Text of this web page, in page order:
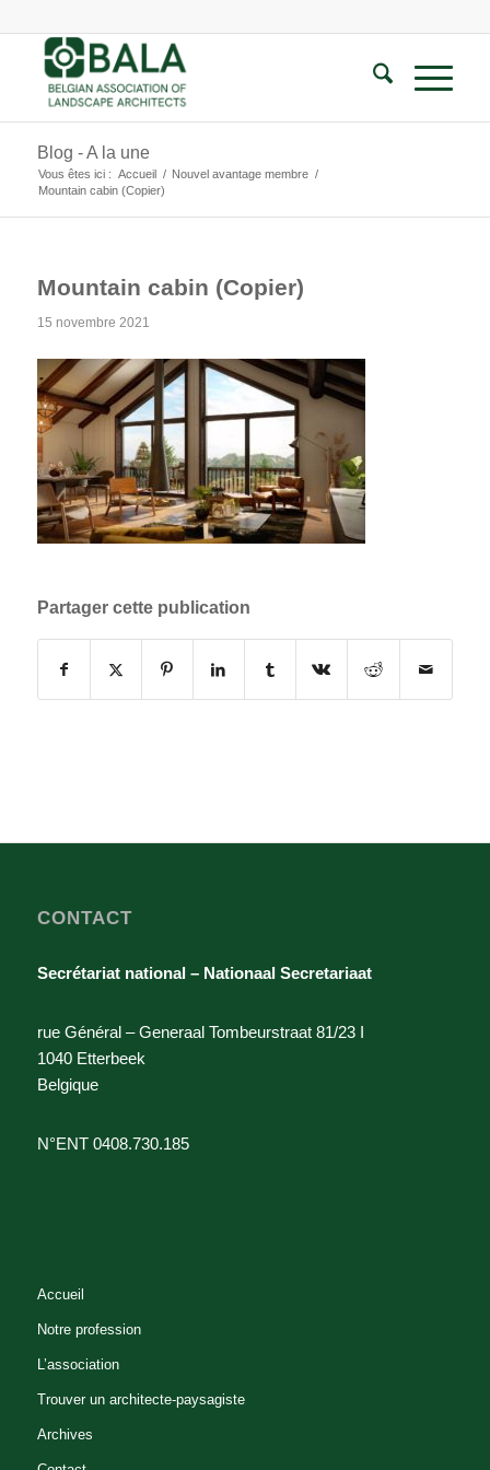
Blog - A la une
Vous êtes ici : Accueil / Nouvel avantage membre /
Mountain cabin (Copier)
Mountain cabin (Copier)
15 novembre 2021
Partager cette publication
CONTACT
Secrétariat national – Nationaal Secretariaat
rue Général – Generaal Tombeurstraat 81/23 I
1040 Etterbeek
Belgique
N°ENT 0408.730.185
Accueil
Notre profession
L’association
Trouver un architecte-paysagiste
Archives